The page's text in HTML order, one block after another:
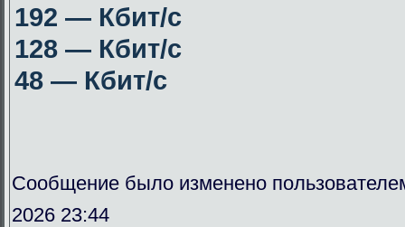
192 — Кбит/с
128 — Кбит/с
48 — Кбит/с
Сообщение было изменено
2026 23:44